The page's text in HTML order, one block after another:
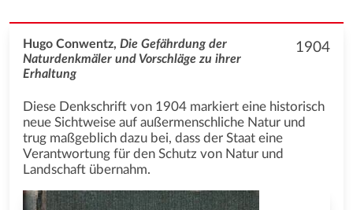
1904
Hugo Conwentz, Die Gefährdung der
Naturdenkmäler und Vorschläge zu ihrer
Erhaltung
Diese Denkschrift von 1904 markiert eine historisch
neue Sichtweise auf außermenschliche Natur und
trug maßgeblich dazu bei, dass der Staat eine
Verantwortung für den Schutz von Natur und
Landschaft übernahm.